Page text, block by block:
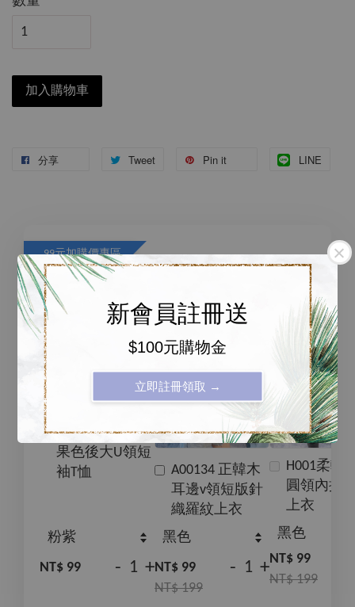
新會員註冊送
$100元購物金
立即註冊領取 →
加入購物車
分享 Tweet Pin it LINE
99元加購價專區
瀏覽全部
D00469正韓糖
果色後大U領短
袖T恤
NT$ 99 - +
A00134 正韓木
耳邊v領短版針
織羅紋上衣
NT$ 99
NT$ 199
- +
售完
H001柔軟
圓領內搭
上衣
NT$ 99
NT$ 199